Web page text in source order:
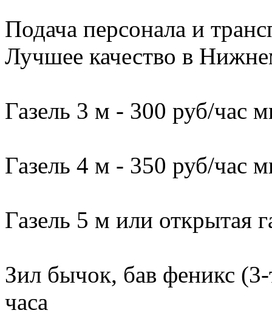
Подача персонала и
Лучшее качество в
Газель 3 м - 300 руб/час
Газель 4 м - 350 руб/час
Газель 5 м или открытая
Зил бычок, бав феникс
часа